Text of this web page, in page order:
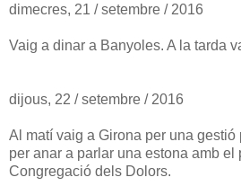
dimecres, 21 / setembre / 2016
Vaig a dinar a Banyoles. A la tarda
dijous, 22 / setembre / 2016
Al matí vaig a Girona per una
per anar a parlar una estona amb el
Congregació dels Dolors.